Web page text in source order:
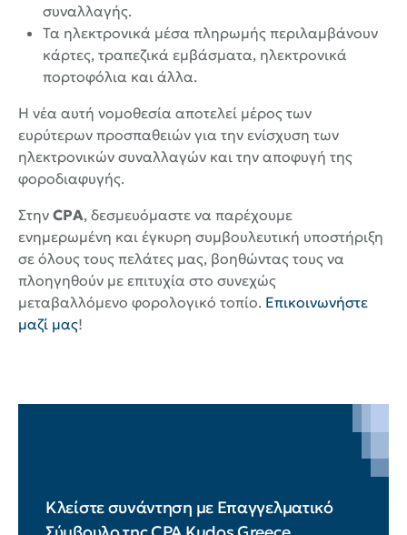
συναλλαγής.
Τα ηλεκτρονικά μέσα πληρωμής περιλαμβάνουν
κάρτες, τραπεζικά εμβάσματα, ηλεκτρονικά
πορτοφόλια και άλλα.
Η νέα αυτή νομοθεσία αποτελεί μέρος των
ευρύτερων προσπαθειών για την ενίσχυση των
ηλεκτρονικών συναλλαγών και την αποφυγή της
φοροδιαφυγής.
Στην CPA, δεσμευόμαστε να παρέχουμε
ενημερωμένη και έγκυρη συμβουλευτική υποστήριξη
σε όλους τους πελάτες μας, βοηθώντας τους να
πλοηγηθούν με επιτυχία στο συνεχώς
μεταβαλλόμενο φορολογικό τοπίο. Επικοινωνήστε
μαζί μας!
Κλείστε συνάντηση με Επαγγελματικό